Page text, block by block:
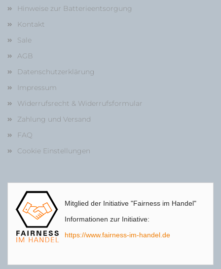
Hinweise zur Batterieentsorgung
Kontakt
Sale
AGB
Datenschutzerklärung
Impressum
Widerrufsrecht & Widerrufsformular
Zahlung und Versand
FAQ
Cookie Einstellungen
Mitglied der Initiative "Fairness im Handel"
Informationen zur Initiative:
https://www.fairness-im-handel.de